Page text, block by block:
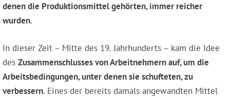
denen die Produktionsmittel gehörten, immer reicher
wurden.
In dieser Zeit – Mitte des 19. Jahrhunderts – kam die Idee
des Zusammenschlusses von Arbeitnehmern auf, um die
Arbeitsbedingungen, unter denen sie schufteten, zu
verbessern. Eines der bereits damals angewandten Mittel